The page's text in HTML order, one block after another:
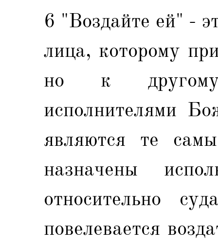
6 "Воздайте ей" -
лица, которому
но к
исполнителями
являются те
назначены
относительно
повелевается